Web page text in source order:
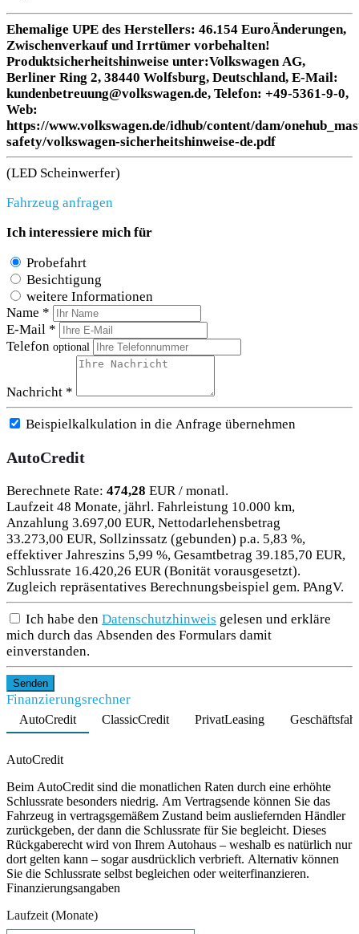
Ehemalige UPE des Herstellers: 46.154 EuroÄnderungen,
Zwischenverkauf und Irrtümer vorbehalten!
Produktsicherheitshinweise unter:Volkswagen AG,
Berliner Ring 2, 38440 Wolfsburg, Deutschland, E-Mail:
kundenbetreuung@volkswagen.de, Telefon: +49-5361-9-0,
Web:
https://www.volkswagen.de/idhub/content/dam/
safety/volkswagen-sicherheitshinweise-de.pdf
(LED Scheinwerfer)
Fahrzeug anfragen
Ich interessiere mich für
Probefahrt
Besichtigung
weitere Informationen
Name *
E-Mail *
Telefon optional
Nachricht *
Beispielkalkulation in die Anfrage übernehmen
AutoCredit
Berechnete Rate: 474,28 EUR / monatl.
Laufzeit 48 Monate, jährl. Fahrleistung 10.000 km,
Anzahlung 3.697,00 EUR, Nettodarlehensbetrag
33.273,00 EUR, Sollzinssatz (gebunden) p.a. 5,83 %,
effektiver Jahreszins 5,99 %, Gesamtbetrag 39.185,70 EUR,
Schlussrate 16.420,26 EUR (Bonität vorausgesetzt).
Zugleich repräsentatives Berechnungsbeispiel gem. PAngV.
Ich habe den Datenschutzhinweis gelesen und erkläre
mich durch das Absenden des Formulars damit
einverstanden.
Senden
Finanzierungsrechner
AutoCredit ClassicCredit PrivatLeasing
AutoCredit
Beim AutoCredit sind die monatlichen Raten durch eine erhöhte
Schlussrate besonders niedrig. Am Vertragsende können Sie das
Fahrzeug in vertragsgemäßem Zustand beim ausliefernden Händler
zurückgeben, der dann die Schlussrate für Sie begleicht. Dieses
Rückgaberecht wird von Ihrem Autohaus – weshalb es natürlich nur
dort gelten kann – sogar ausdrücklich verbrieft. Alternativ können
Sie die Schlussrate selbst begleichen oder weiterfinanzieren.
Finanzierungsangaben
Laufzeit (Monate)